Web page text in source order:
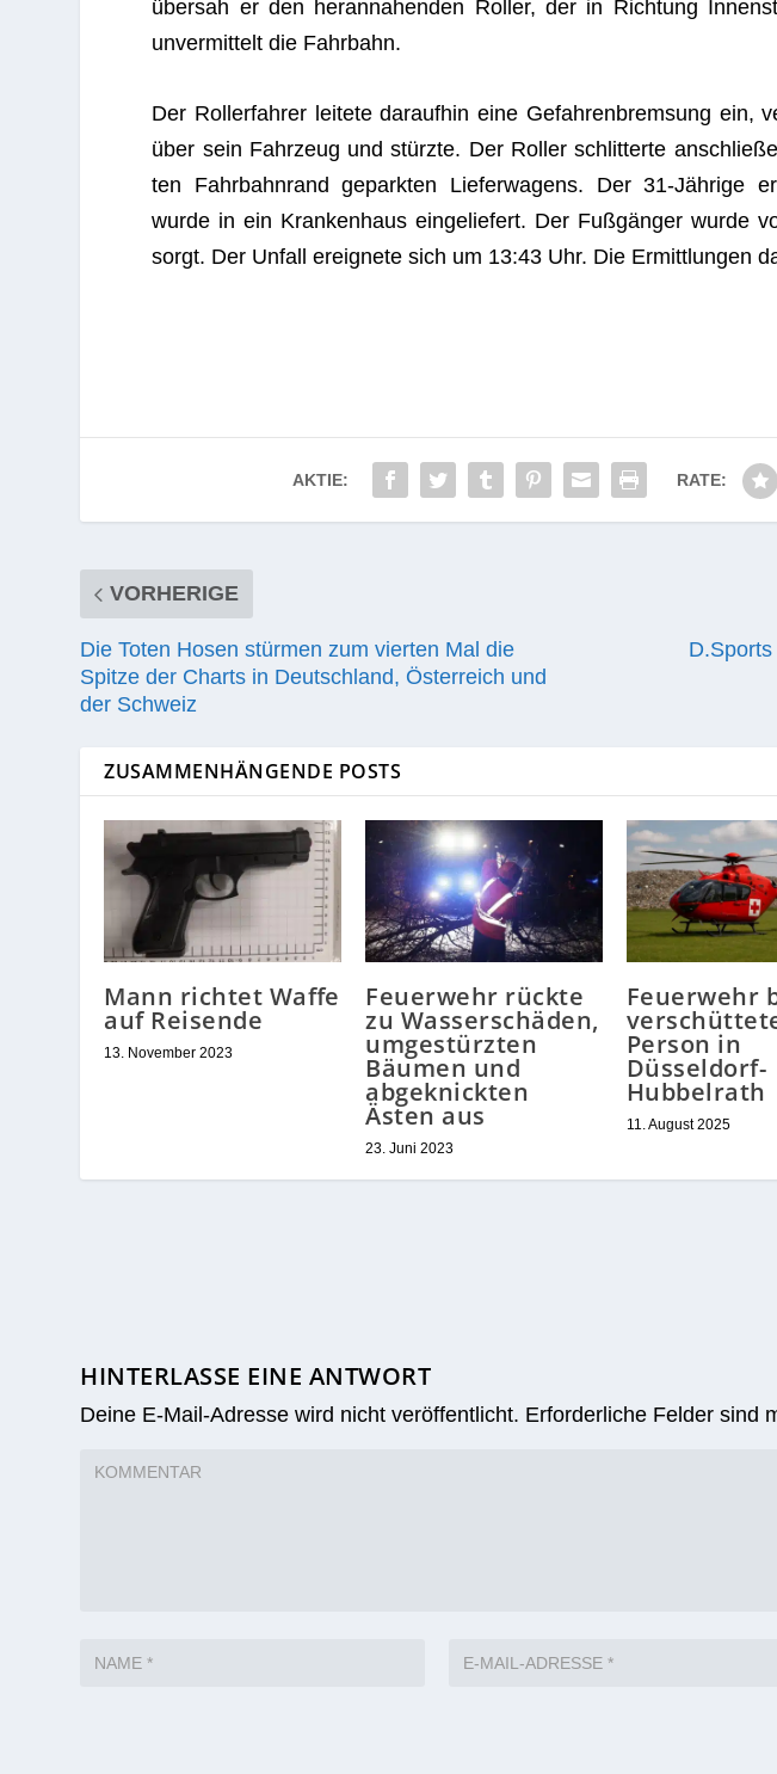
über­sah er den her­an­na­hen­den Rol­ler, der in Rich­tung
unver­mit­telt die Fahrbahn.
Der Rol­ler­fah­rer lei­tete dar­auf­hin eine Gefah­ren­brem­sung ein,
über sein Fahr­zeug und stürzte. Der Rol­ler schlit­terte
ten Fahr­bahn­rand gepark­ten Lie­fer­wa­gens. Der 31-Jäh­rige
wurde in ein Kran­ken­haus ein­ge­lie­fert. Der Fuß­gän­ger wurde
sorgt. Der Unfall ereig­nete sich um 13:43 Uhr. Die Ermitt­lun­gen
AKTIE: RATE:
VORHERIGE
Die Toten Hosen stürmen zum vierten Mal die
Spitze der Charts in Deutschland, Österreich und
der Schweiz
ZUSAMMENHÄNGENDE POSTS
Mann richtet Waffe
auf Reisende
13. November 2023
Feuerwehr rückte
zu Wasserschäden,
umgestürzten
Bäumen und
abgeknickten
Ästen aus
23. Juni 2023
Feuerwehr
Person in
Düsseldorf-
Hubbelrath
11. August 2025
HINTERLASSE EINE ANTWORT
Deine E-Mail-Adresse wird nicht veröffentlicht. Erforderliche Felder sind